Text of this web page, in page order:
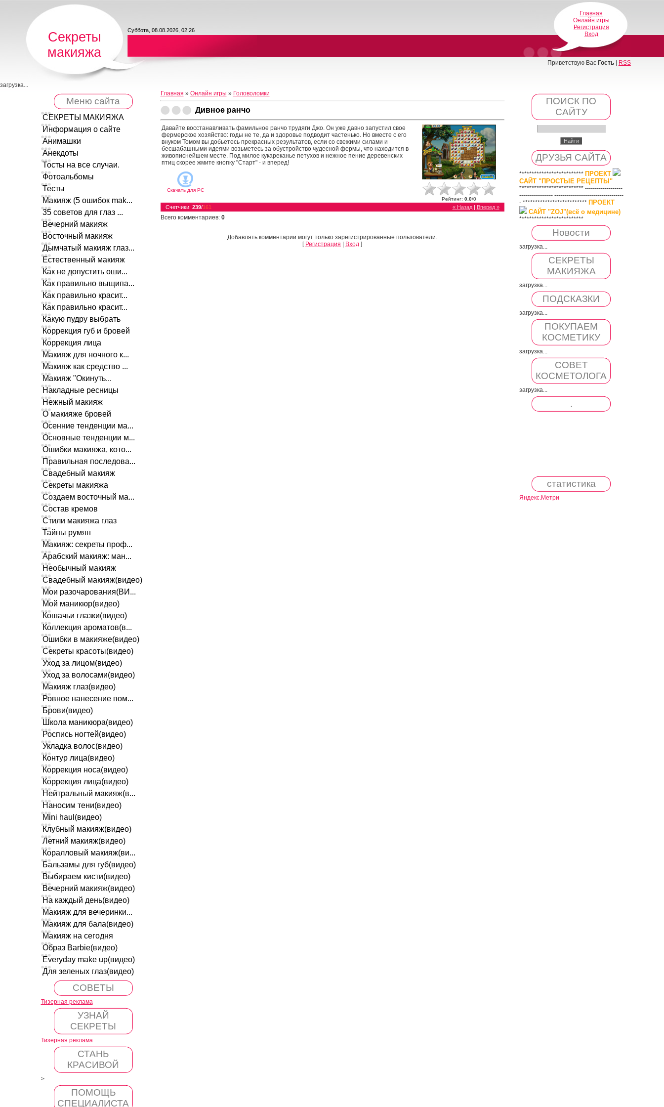
Секреты
макияжа
Суббота, 08.08.2026, 02:26
Главная
Онлайн игры
Регистрация
Вход
Приветствую Вас Гость| RSS
загрузка...
Меню сайта
СЕКРЕТЫ МАКИЯЖА
Информация о сайте
Анимашки
Анекдоты
Тосты на все случаи.
Фотоальбомы
Тесты
Макияж (5 ошибок mak...
35 советов для глаз ...
Вечерний макияж
Восточный макияж
Дымчатый макияж глаз...
Естественный макияж
Как не допустить оши...
Как правильно выщипа...
Как правильно красит...
Как правильно красит...
Какую пудру выбрать
Коррекция губ и бровей
Коррекция лица
Макияж для ночного к...
Макияж как средство ...
Макияж "Окинуть...
Накладные ресницы
Нежный макияж
О макияже бровей
Осенние тенденции ма...
Основные тенденции м...
Ошибки макияжа, кото...
Правильная последова...
Свадебный макияж
Секреты макияжа
Создаем восточный ма...
Состав кремов
Стили макияжа глаз
Тайны румян
Макияж: секреты проф...
Арабский макияж: ман...
Необычный макияж
Свадебный макияж(видео)
Мои разочарования(ВИ...
Мой маникюр(видео)
Кошачьи глазки(видео)
Коллекция ароматов(в...
Ошибки в макияже(видео)
Секреты красоты(видео)
Уход за лицом(видео)
Уход за волосами(видео)
Макияж глаз(видео)
Ровное нанесение пом...
Брови(видео)
Школа маникюра(видео)
Роспись ногтей(видео)
Укладка волос(видео)
Контур лица(видео)
Коррекция носа(видео)
Коррекция лица(видео)
Нейтральный макияж(в...
Наносим тени(видео)
Mini haul(видео)
Клубный макияж(видео)
Летний макияж(видео)
Коралловый макияж(ви...
Бальзамы для губ(видео)
Выбираем кисти(видео)
Вечерний макияж(видео)
На каждый день(видео)
Макияж для вечеринки...
Макияж для бала(видео)
Макияж на сегодня
Образ Barbie(видео)
Everyday make up(видео)
Для зеленых глаз(видео)
СОВЕТЫ
Тизерная реклама
УЗНАЙ
СЕКРЕТЫ
Тизерная реклама
СТАНЬ
КРАСИВОЙ
>
ПОМОЩЬ
СПЕЦИАЛИСТА
Главная » Онлайн игры » Головоломки
Дивное ранчо
Давайте восстанавливать фамильное ранчо трудяги Джо. Он уже давно запустил свое
фермерское хозяйство: годы не те, да и здоровье подводит частенько. Но вместе с его
внуком Томом вы добьетесь прекрасных результатов, если со свежими силами и
бесшабашными идеями возьметесь за обустройство чудесной фермы, что находится в
живописнейшем месте. Под милое кукареканье петухов и нежное пение деревенских
птиц скорее жмите кнопку "Старт" - и вперед!
Скачать дляPC
Рейтинг: 0.0/0
« Назад| Вперед »
Счетчики: 239/161
Всего комментариев: 0
Добавлять комментарии могут только зарегистрированные пользователи.
[ Регистрация Вход ]
ПОИСК ПО
САЙТУ
ДРУЗЬЯ САЙТА
************************** ПРОЕКТ
САЙТ "ПРОСТЫЕ РЕЦЕПТЫ"
************************** -------------------
----------------- -----------------------------------
- ************************** ПРОЕКТ
САЙТ "ZOJ"(всё о медицине)
**************************
Новости
загрузка...
СЕКРЕТЫ
МАКИЯЖА
загрузка...
ПОДСКАЗКИ
загрузка...
ПОКУПАЕМ
КОСМЕТИКУ
загрузка...
СОВЕТ
КОСМЕТОЛОГА
загрузка...
.
статистика